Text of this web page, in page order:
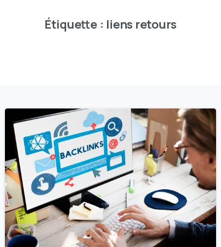
Étiquette : liens retours
0 3